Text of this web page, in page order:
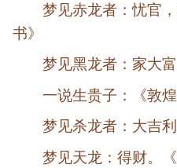
梦见赤龙者：忧官
书》
梦见黑龙者：家大
一说生贵子：《敦煌
梦见杀龙者：大吉
梦见天龙：得财。